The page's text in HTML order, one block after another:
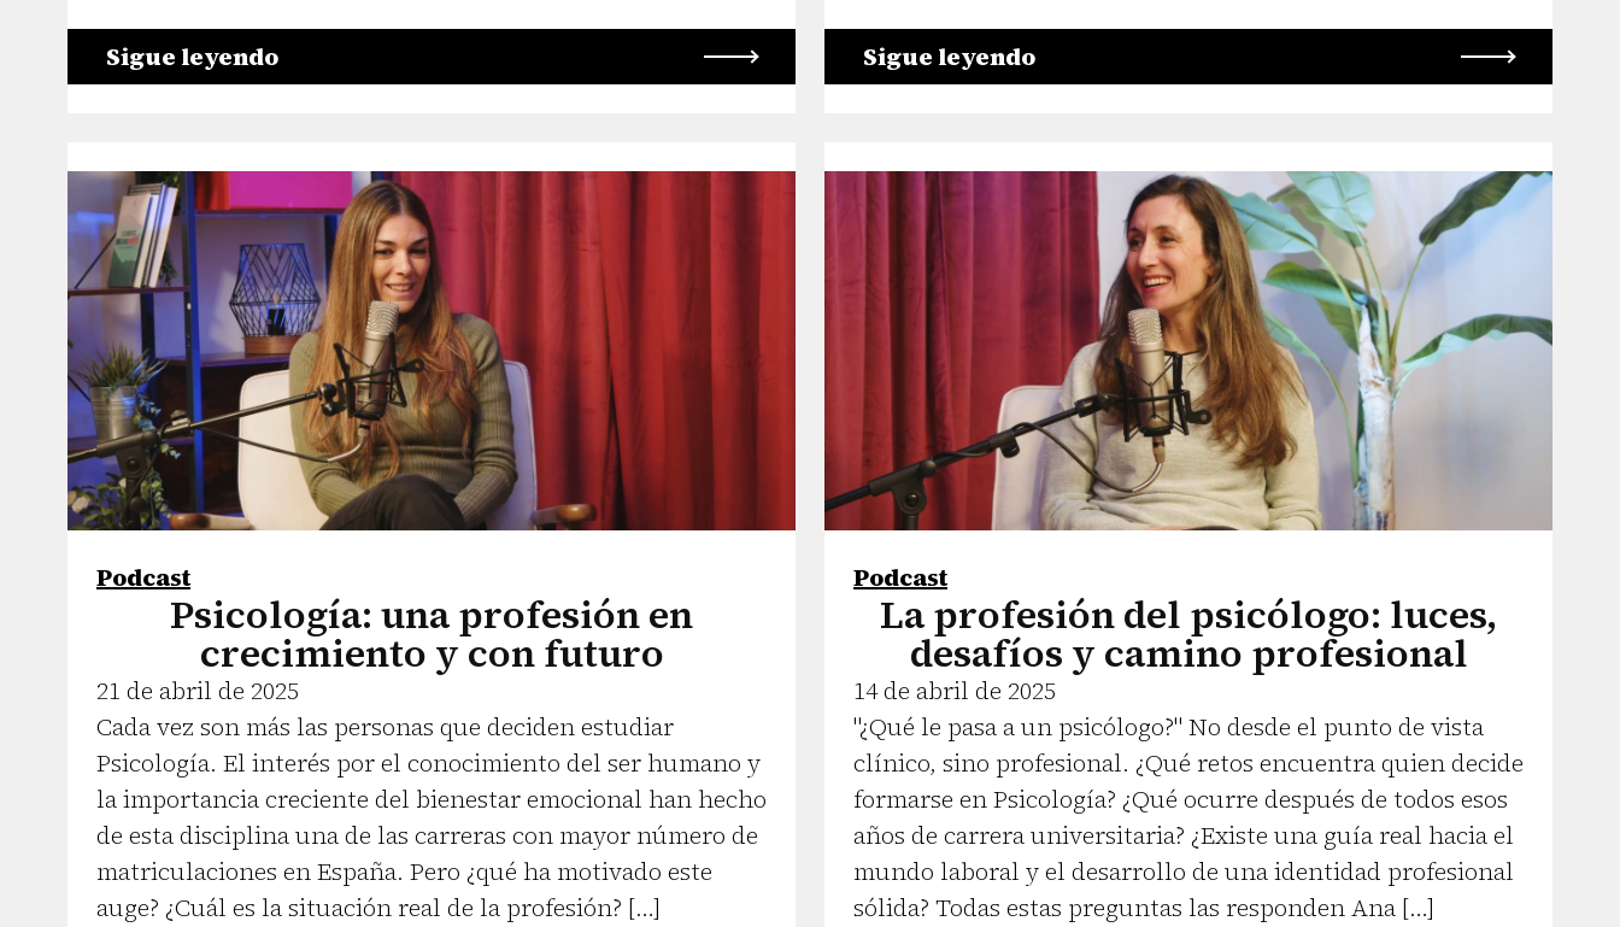
Sigue leyendo Sigue leyendo
Podcast
Psicología: una profesión en
crecimiento y con futuro
21 de abril de 2025
Cada vez son más las personas que deciden estudiar
Psicología. El interés por el conocimiento del ser humano y
la importancia creciente del bienestar emocional han hecho
de esta disciplina una de las carreras con mayor número de
matriculaciones en España. Pero ¿qué ha motivado este
auge? ¿Cuál es la situación real de la profesión? […]
Podcast
La profesión del psicólogo: luces,
desafíos y camino profesional
14 de abril de 2025
"¿Qué le pasa a un psicólogo?" No desde el punto de vista
clínico, sino profesional. ¿Qué retos encuentra quien decide
formarse en Psicología? ¿Qué ocurre después de todos esos
años de carrera universitaria? ¿Existe una guía real hacia el
mundo laboral y el desarrollo de una identidad profesional
sólida? Todas estas preguntas las responden Ana […]